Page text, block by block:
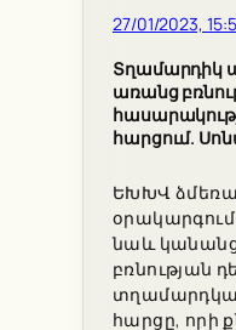
27/01/2023,
Տղամարդիկ
առանց
հարցում.
ԵԽԽՎ
նաև
բռնության
հարցը, որի